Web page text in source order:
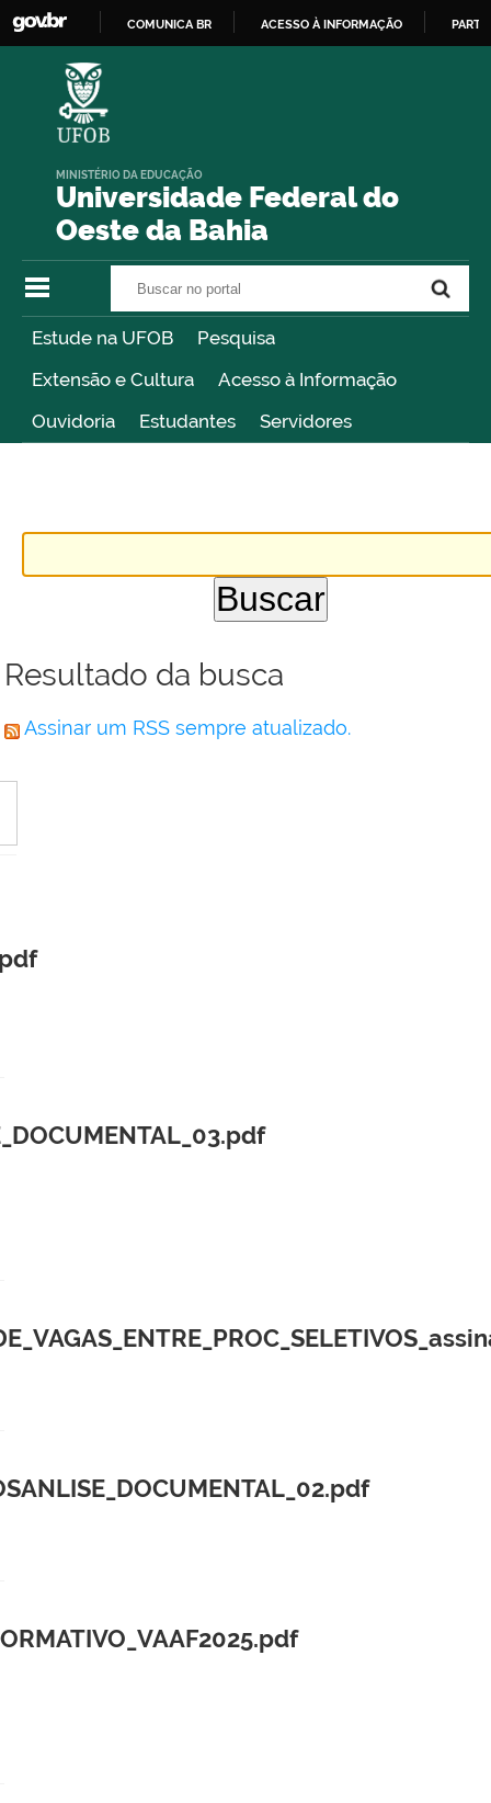
COMUNICA BR ACESSO À INFORMAÇÃO
Universidade Federal do
Oeste da Bahia
MINISTÉRIO DA EDUCAÇÃO
Estude na UFOB
Pesquisa
Extensão e Cultura
Acesso à Informação
Ouvidoria
Estudantes Servidores
Resultado da busca
Assinar um RSS sempre atualizado.